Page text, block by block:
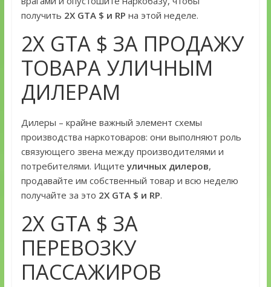
получить 2Х GTA $ и RP на этой неделе.
2Х GTA $ ЗА ПРОДАЖУ
ТОВАРА УЛИЧНЫМ
ДИЛЕРАМ
Дилеры – крайне важный элемент схемы
производства наркотоваров: они выполняют роль
связующего звена между производителями и
потребителями. Ищитеуличных дилеров,
продавайте им собственный товар и всю неделю
получайте за это 2Х GTA $ и RP.
2Х GTA $ ЗА
ПЕРЕВОЗКУ
ПАССАЖИРОВ